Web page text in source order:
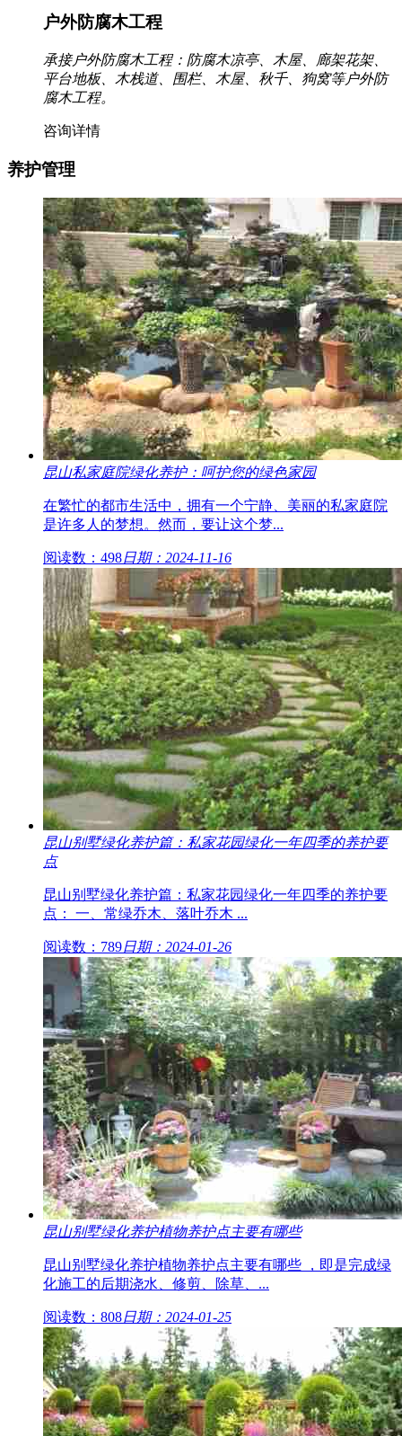
户外防腐木工程
承接户外防腐木工程：防腐木凉亭、木屋、廊架花架、
平台地板、木栈道、围栏、木屋、秋千、狗窝等户外防
腐木工程。
咨询详情
养护管理
昆山私家庭院绿化养护：呵护您的绿色家园
在繁忙的都市生活中，拥有一个宁静、美丽的私家庭院
是许多人的梦想。然而，要让这个梦...
阅读数：498日期：2024-11-16
昆山别墅绿化养护篇：私家花园绿化一年四季的养护要
点
昆山别墅绿化养护篇：私家花园绿化一年四季的养护要
点： 一、常绿乔木、落叶乔木 ...
阅读数：789日期：2024-01-26
昆山别墅绿化养护植物养护点主要有哪些
昆山别墅绿化养护植物养护点主要有哪些 ，即是完成绿
化施工的后期浇水、修剪、除草、...
阅读数：808日期：2024-01-25